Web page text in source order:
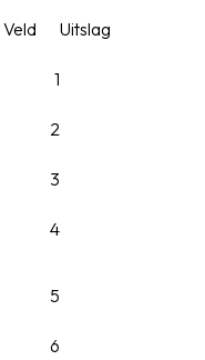
Veld Uitslag
1
2
3
4
5
6